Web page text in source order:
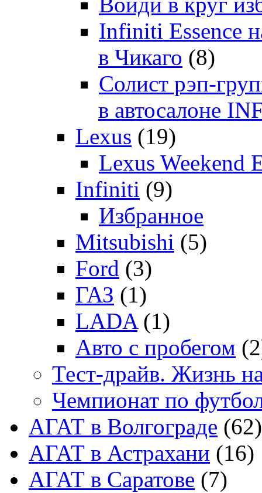
Infiniti Essence
в Чикаго (8)
Солист рэп-
в автосалоне
Lexus (19)
Lexus Weekend
Infiniti (9)
Избранное
Mitsubishi (5)
Ford (3)
ГАЗ (1)
LADA (1)
Авто с пробегом
Тест-драйв. Жизнь
Чемпионат по
АГАТ в Волгограде (62)
АГАТ в Астрахани (16)
АГАТ в Саратове (7)